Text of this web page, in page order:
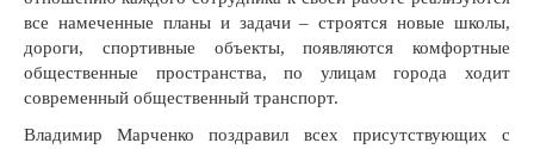
все намеченные планы и задачи – строятся новые школы,
дороги, спортивные объекты, появляются комфортные
общественные пространства, по улицам города ходит
современный общественный транспорт.
Владимир Марченко поздравил всех присутствующих с